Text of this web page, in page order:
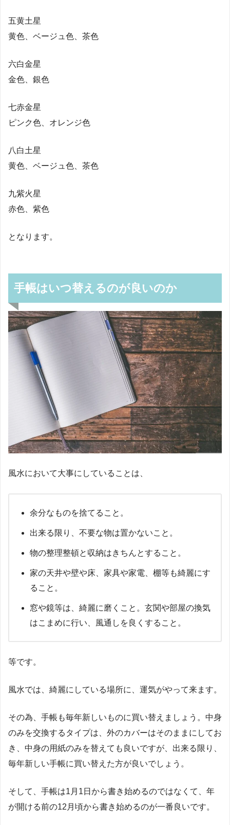
五黄土星
黄色、ベージュ色、茶色
六白金星
金色、銀色
七赤金星
ピンク色、オレンジ色
八白土星
黄色、ベージュ色、茶色
九紫火星
赤色、紫色
となります。
手帳はいつ替えるのが良いのか
風水において大事にしていることは、
余分なものを捨てること。
出来る限り、不要な物は置かないこと。
物の整理整頓と収納はきちんとすること。
家の天井や壁や床、家具や家電、棚等も綺麗にす
ること。
窓や鏡等は、綺麗に磨くこと。玄関や部屋の換気
はこまめに行い、風通しを良くすること。
等です。
風水では、綺麗にしている場所に、運気がやって来ます。
その為、手帳も毎年新しいものに買い替えましょう。中身
のみを交換するタイプは、外のカバーはそのままにしてお
き、中身の用紙のみを替えても良いですが、出来る限り、
毎年新しい手帳に買い替えた方が良いでしょう。
そして、手帳は1月1日から書き始めるのではなくて、年
が開ける前の12月頃から書き始めるのが一番良いです。